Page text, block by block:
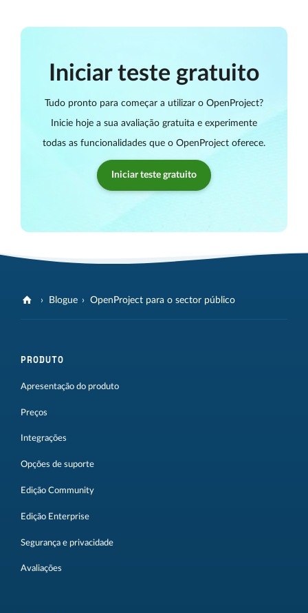
Iniciar teste gratuito
Tudo pronto para começar a utilizar o OpenProject?
Inicie hoje a sua avaliação gratuita e experimente
todas as funcionalidades que o OpenProject oferece.
Iniciar teste gratuito
Blogue OpenProject para o sector público
PRODUTO
Apresentação do produto
Preços
Integrações
Opções de suporte
Edição Community
Edição Enterprise
Segurança e privacidade
Avaliações